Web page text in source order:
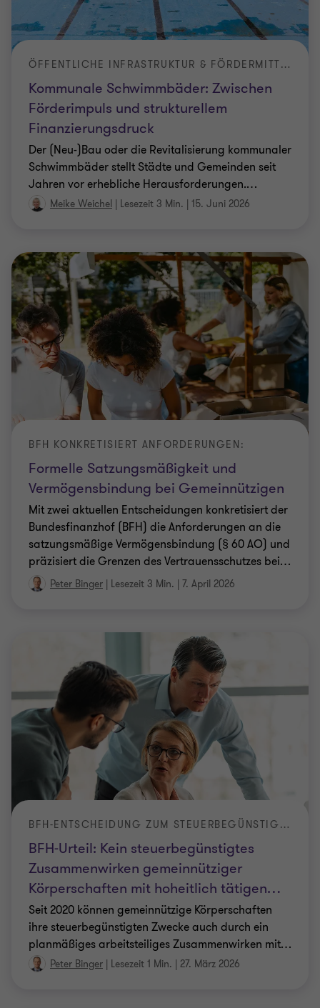
Kommunale Schwimmbäder: Zwischen
Förderimpuls und strukturellem
Finanzierungsdruck
ÖFFENTLICHE INFRASTRUKTUR & FÖRDERMITTEL
Der (Neu-)Bau oder die Revitalisierung kommunaler
Schwimmbäder stellt Städte und Gemeinden seit
Jahren vor erhebliche Herausforderungen.…
Meike Weichel | Lesezeit 3 Min. | 15. Juni 2026
Formelle Satzungsmäßigkeit und
Vermögensbindung bei Gemeinnützigen
BFH KONKRETISIERT ANFORDERUNGEN:
Mit zwei aktuellen Entscheidungen konkretisiert der
Bundesfinanzhof (BFH) die Anforderungen an die
satzungsmäßige Vermögensbindung (§ 60 AO) und
präzisiert die Grenzen des Vertrauensschutzes bei…
Peter Binger | Lesezeit 3 Min. | 7. April 2026
BFH-Urteil: Kein steuerbegünstigtes
Zusammenwirken gemeinnütziger
Körperschaften mit hoheitlich tätigen…
BFH-ENTSCHEIDUNG ZUM STEUERBEGÜNSTIGTEN ZUSAMMENWIRKEN
Seit 2020 können gemeinnützige Körperschaften
ihre steuerbegünstigten Zwecke auch durch ein
planmäßiges arbeitsteiliges Zusammenwirken mit…
Peter Binger | Lesezeit 1 Min. | 27. März 2026